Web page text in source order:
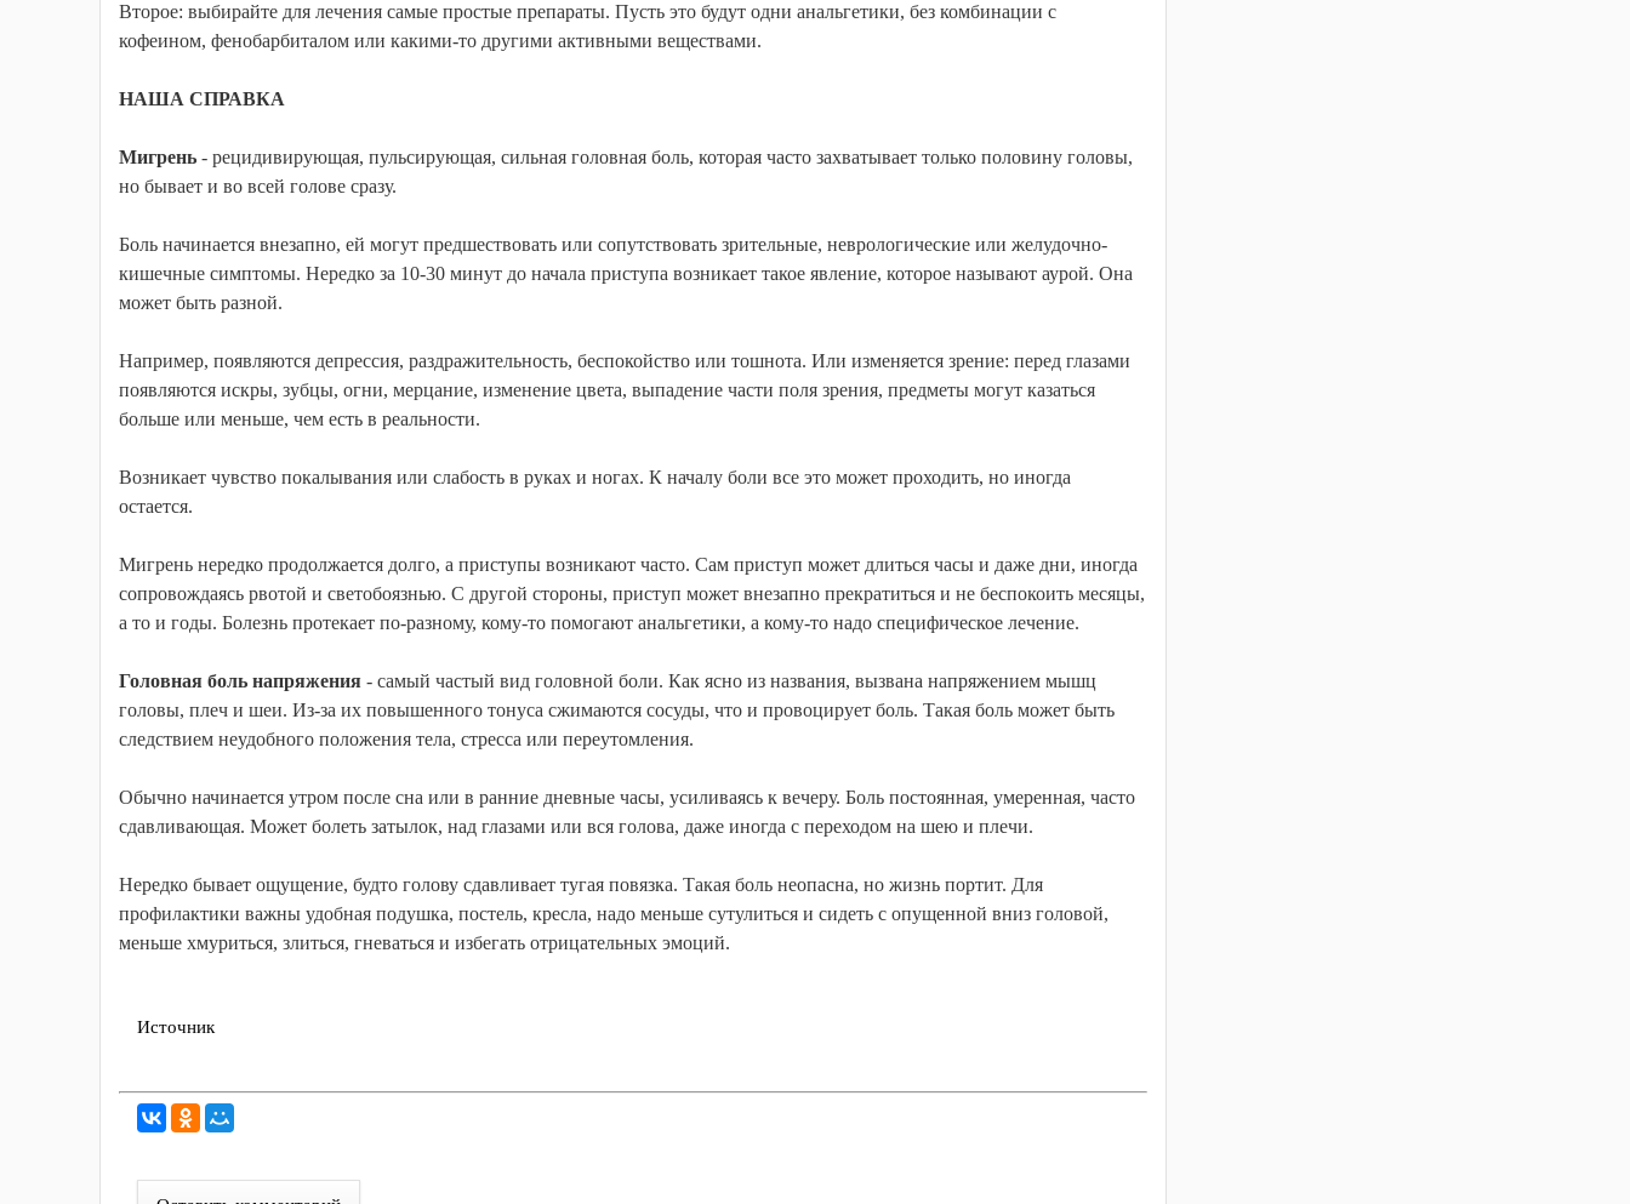
Второе: выбирайте для лечения самые простые препараты. Пусть это будут одни анальгетики, без комбинации с
кофеином, фенобарбиталом или какими-то другими активными веществами.
НАША СПРАВКА
Мигрень - рецидивирующая, пульсирующая, сильная головная боль, которая часто захватывает только половину головы,
но бывает и во всей голове сразу.
Боль начинается внезапно, ей могут предшествовать или сопутствовать зрительные, неврологические или желудочно-
кишечные симптомы. Нередко за 10-30 минут до начала приступа возникает такое явление, которое называют аурой. Она
может быть разной.
Например, появляются депрессия, раздражительность, беспокойство или тошнота. Или изменяется зрение: перед глазами
появляются искры, зубцы, огни, мерцание, изменение цвета, выпадение части поля зрения, предметы могут казаться
больше или меньше, чем есть в реальности.
Возникает чувство покалывания или слабость в руках и ногах. К началу боли все это может проходить, но иногда
остается.
Мигрень нередко продолжается долго, а приступы возникают часто. Сам приступ может длиться часы и даже дни, иногда
сопровождаясь рвотой и светобоязнью. С другой стороны, приступ может внезапно прекратиться и не беспокоить месяцы,
а то и годы. Болезнь протекает по-разному, кому-то помогают анальгетики, а кому-то надо специфическое лечение.
Головная боль напряжения - самый частый вид головной боли. Как ясно из названия, вызвана напряжением мышц
головы, плеч и шеи. Из-за их повышенного тонуса сжимаются сосуды, что и провоцирует боль. Такая боль может быть
следствием неудобного положения тела, стресса или переутомления.
Обычно начинается утром после сна или в ранние дневные часы, усиливаясь к вечеру. Боль постоянная, умеренная, часто
сдавливающая. Может болеть затылок, над глазами или вся голова, даже иногда с переходом на шею и плечи.
Нередко бывает ощущение, будто голову сдавливает тугая повязка. Такая боль неопасна, но жизнь портит. Для
профилактики важны удобная подушка, постель, кресла, надо меньше сутулиться и сидеть с опущенной вниз головой,
меньше хмуриться, злиться, гневаться и избегать отрицательных эмоций.
Источник